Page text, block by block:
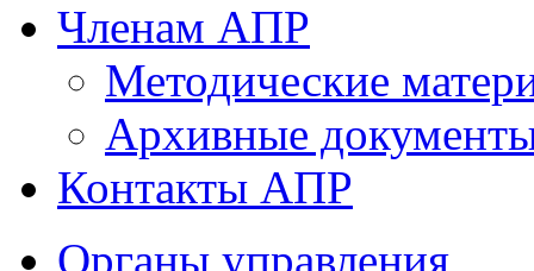
Членам АПР
Методические
Архивные
Контакты АПР
Органы управления